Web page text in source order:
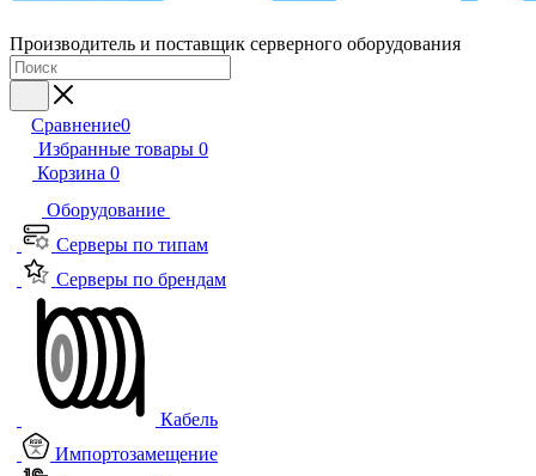
Производитель и поставщик серверного оборудования
Сравнение0
Избранные товары 0
Корзина 0
Оборудование
Серверы по типам
Серверы по брендам
Кабель
Импортозамещение